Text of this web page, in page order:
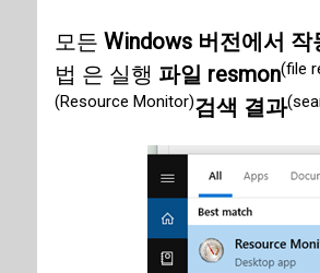
모든 Windows 버전에서 작
법 은 실행 파일 resmon(file
(Resource Monitor)검색 결과